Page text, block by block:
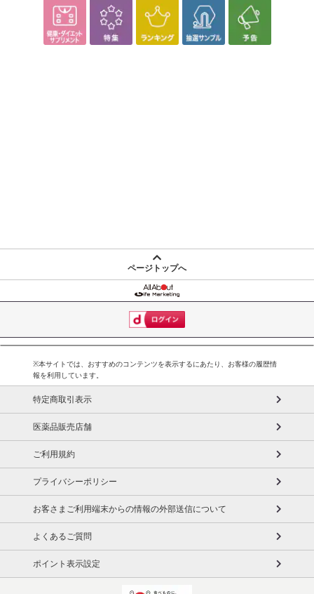
ページトップへ
※本サイトでは、おすすめのコンテンツを表示するにあたり、お客様の履歴情
報を利用しています。
特定商取引表示
医薬品販売店舗
ご利用規約
プライバシーポリシー
お客さまご利用端末からの情報の外部送信について
よくあるご質問
ポイント表示設定